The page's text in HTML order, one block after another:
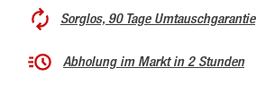
Sorglos, 90 Tage Umtauschgarantie
Abholung im Markt in 2 Stunden